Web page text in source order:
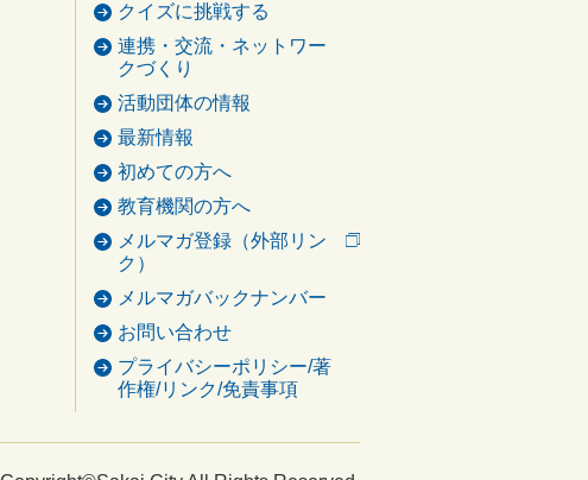
クイズに挑戦する
連携・交流・ネットワー
クづくり
活動団体の情報
最新情報
初めての方へ
教育機関の方へ
メルマガ登録（外部リン
ク）
メルマガバックナンバー
お問い合わせ
プライバシーポリシー/著
作権/リンク/免責事項